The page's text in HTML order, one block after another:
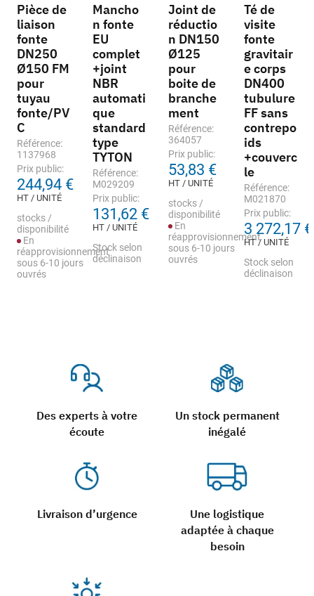
Des experts à votre
écoute
Un stock permanent
inégalé
Livraison d’urgence
Une logistique
adaptée à chaque
besoin
Pièce de
liaison
fonte
DN250
Ø150 FM
pour
tuyau
fonte/PV
C
Référence:
1137968
Prix public:
244,94 €
HT / UNITÉ
stocks /
disponibilité
En
réapprovisionnement
sous 6-10 jours
ouvrés
Mancho
n fonte
EU
complet
+joint
NBR
automati
que
standard
type
TYTON
Référence:
M029209
Prix public:
131,62 €
HT / UNITÉ
Stock selon
déclinaison
Joint de
réductio
n DN150
Ø125
pour
boite de
branche
ment
Référence:
364057
Prix public:
53,83 €
HT / UNITÉ
stocks /
disponibilité
En
réapprovisionnement
sous 6-10 jours
ouvrés
Té de
visite
fonte
gravitair
e corps
DN400
tubulure
FF sans
contrepo
ids
+couverc
le
Référence:
M021870
Prix public:
3 272,17 €
HT / UNITÉ
Stock selon
déclinaison